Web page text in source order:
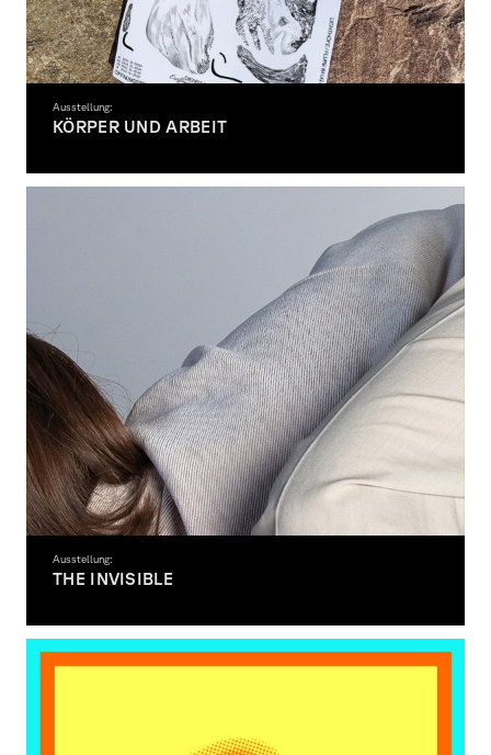
Ausstellung:
KÖRPER UND ARBEIT
Ausstellung:
THE INVISIBLE